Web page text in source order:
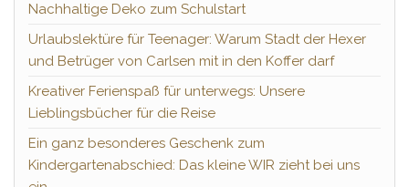
Nachhaltige Deko zum Schulstart
Urlaubslektüre für Teenager: Warum Stadt der Hexer
und Betrüger von Carlsen mit in den Koffer darf
Kreativer Ferienspaß für unterwegs: Unsere
Lieblingsbücher für die Reise
Ein ganz besonderes Geschenk zum
Kindergartenabschied: Das kleine WIR zieht bei uns